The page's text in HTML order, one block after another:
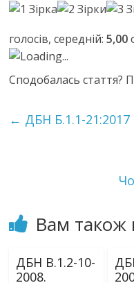
голосів, середній:5,00
Loading...
Сподобалась стаття?
← ДБН Б.1.1-21:2017
Вам також
ДБН В.1.2-10-
2008.